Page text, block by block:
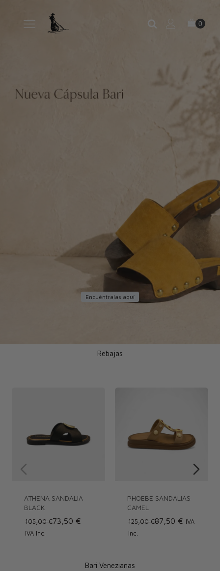
Encuéntralas aquí
Rebajas
ATHENA SANDALIA
BLACK
105,00 €73,50 €
IVA Inc.
PHOEBE SANDALIAS
CAMEL
125,00 €87,50 € IVA
Inc.
Bari Venezianas